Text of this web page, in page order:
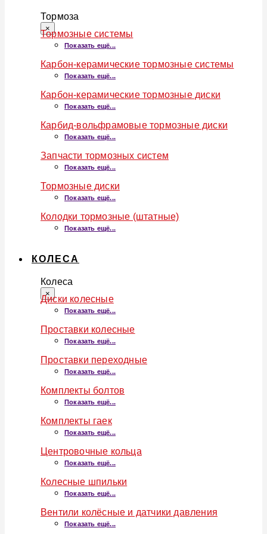
Тормоза
×
Тормозные системы
Показать ещё...
Карбон-керамические тормозные системы
Показать ещё...
Карбон-керамические тормозные диски
Показать ещё...
Карбид-вольфрамовые тормозные диски
Показать ещё...
Запчасти тормозных систем
Показать ещё...
Тормозные диски
Показать ещё...
Колодки тормозные (штатные)
Показать ещё...
КОЛЕСА
Колеса
×
Диски колесные
Показать ещё...
Проставки колесные
Показать ещё...
Проставки переходные
Показать ещё...
Комплекты болтов
Показать ещё...
Комплекты гаек
Показать ещё...
Центровочные кольца
Показать ещё...
Колесные шпильки
Показать ещё...
Вентили колёсные и датчики давления
Показать ещё...